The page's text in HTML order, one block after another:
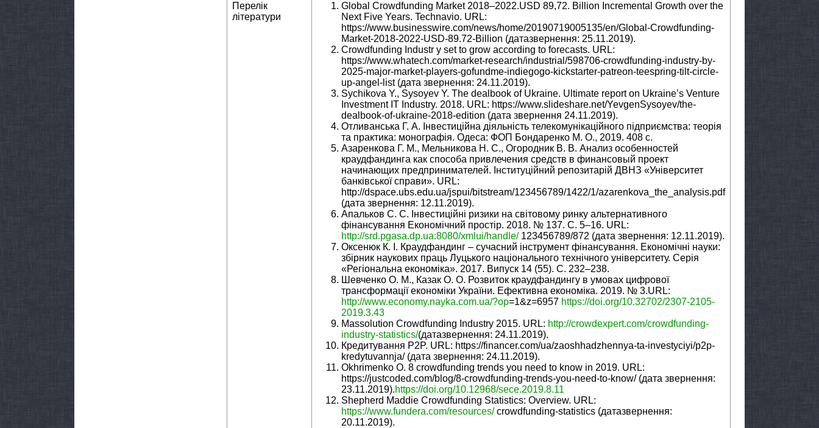
Перелік
літератури
Global Crowdfunding Market 2018–2022.USD 89,72. Billion Incremental Growth over the
Next Five Years. Technavio. URL:
https://www.businesswire.com/news/home/20190719005135/en/Global-Crowdfunding-
Market-2018-2022-USD-89.72-Billion (датазвернення: 25.11.2019).
Crowdfunding Industr y set to grow according to forecasts. URL:
https://www.whatech.com/market-research/industrial/598706-crowdfunding-industry-by-
2025-major-market-players-gofundme-indiegogo-kickstarter-patreon-teespring-tilt-circle-
up-angel-list (дата звернення: 24.11.2019).
Sychikova Y., Sysoyev Y. The dealbook of Ukraine. Ultimate report on Ukraine’s Venture
Investment IT Industry. 2018. URL: https://www.slideshare.net/YevgenSysoyev/the-
dealbook-of-ukraine-2018-edition (дата звернення 24.11.2019).
Отливанська Г. А. Інвестиційна діяльність телекомунікаційного підприємства: теорія
та практика: монографія. Одеса: ФОП Бондаренко М. О., 2019. 408 с.
Азаренкова Г. М., Мельникова Н. С., Огородник В. В. Анализ особенностей
краудфандинга как способа привлечения средств в финансовый проект
начинающих предпринимателей. Інституційний репозитарій ДВНЗ «Університет
банківської справи». URL:
http://dspace.ubs.edu.ua/jspui/bitstream/123456789/1422/1/azarenkova_the_analysis.pdf
(дата звернення: 12.11.2019).
Апальков С. С. Інвестиційні ризики на світовому ринку альтернативного
фінансування Економічний простір. 2018. № 137. С. 5–16. URL:
http://srd.pgasa.dp.ua:8080/xmlui/handle/123456789/872 (дата звернення: 12.11.2019).
Оксенюк К. І. Краудфандинг – сучасний інструмент фінансування. Економічні науки:
збірник наукових праць Луцького національного технічного університету. Серія
«Регіональна економіка». 2017. Випуск 14 (55). С. 232–238.
Шевченко О. М., Казак О. О. Розвиток краудфандингу в умовах цифрової
трансформації економіки України. Ефективна економіка. 2019. № 3.URL:
http://www.economy.nayka.com.ua/?op=1&z=6957 https://doi.org/10.32702/2307-2105-
2019.3.43
Massolution Crowdfunding Industry 2015. URL: http://crowdexpert.com/crowdfunding-
industry-statistics/(датазвернення: 24.11.2019).
Кредитування P2P. URL: https://financer.com/ua/zaoshhadzhennya-ta-investyciyi/p2p-
kredytuvannja/ (дата звернення: 24.11.2019).
Okhrimenko O. 8 crowdfunding trends you need to know in 2019. URL:
https://justcoded.com/blog/8-crowdfunding-trends-you-need-to-know/ (дата звернення:
23.11.2019).https://doi.org/10.12968/sece.2019.8.11
Shepherd Maddie Crowdfunding Statistics: Overview. URL:
https://www.fundera.com/resources/crowdfunding-statistics (датазвернення:
20.11.2019).